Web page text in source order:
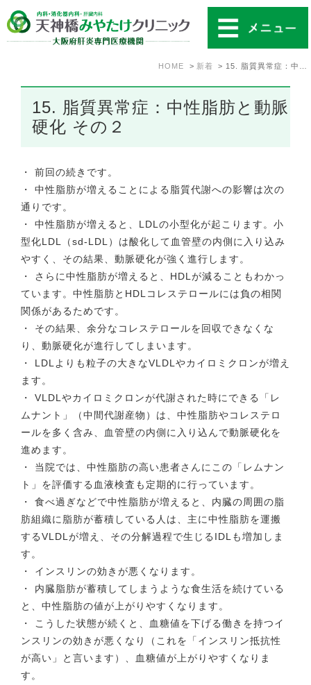
HOME 新着
15. 脂質異常症：中性脂肪と動脈
硬化 その２
・ 前回の続きです。
・ 中性脂肪が増えることによる脂質代謝への影響は次の
通りです。
・ 中性脂肪が増えると、LDLの小型化が起こります。小
型化LDL（sd-LDL）は酸化して血管壁の内側に入り込み
やすく、その結果、動脈硬化が強く進行します。
・ さらに中性脂肪が増えると、HDLが減ることもわかっ
ています。中性脂肪とHDLコレステロールには負の相関
関係があるためです。
・ その結果、余分なコレステロールを回収できなくな
り、動脈硬化が進行してしまいます。
・ LDLよりも粒子の大きなVLDLやカイロミクロンが増え
ます。
・ VLDLやカイロミクロンが代謝された時にできる「レ
ムナント」（中間代謝産物）は、中性脂肪やコレステロ
ールを多く含み、血管壁の内側に入り込んで動脈硬化を
進めます。
・ 当院では、中性脂肪の高い患者さんにこの「レムナン
ト」を評価する血液検査も定期的に行っています。
・ 食べ過ぎなどで中性脂肪が増えると、内臓の周囲の脂
肪組織に脂肪が蓄積している人は、主に中性脂肪を運搬
するVLDLが増え、その分解過程で生じるIDLも増加しま
す。
・ インスリンの効きが悪くなります。
・ 内臓脂肪が蓄積してしまうような食生活を続けている
と、中性脂肪の値が上がりやすくなります。
・ こうした状態が続くと、血糖値を下げる働きを持つイ
ンスリンの効きが悪くなり（これを「インスリン抵抗性
が高い」と言います）、血糖値が上がりやすくなりま
す。